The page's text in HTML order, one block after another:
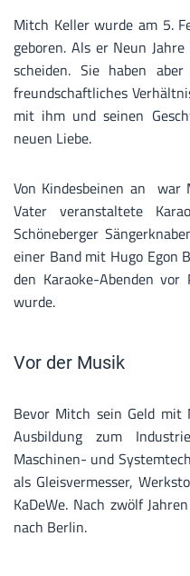
Mitch Keller wurde am 5.
geboren. Als er Neun
scheiden. Sie haben
freundschaftliches
mit ihm und seinen
neuen Liebe.
Von Kindesbeinen an war
Vater veranstaltete
Schöneberger
einer Band mit Hugo Egon
den Karaoke-Abenden
wurde.
Vor der Musik
Bevor Mitch sein Geld
Ausbildung zum
Maschinen- und
als Gleisvermesser,
KaDeWe. Nach zwölf
nach Berlin.